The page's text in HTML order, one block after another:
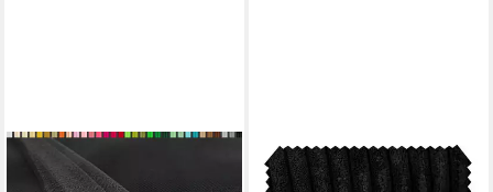
CREATIVERY
Stoff, TÜLL Stoff 10m x